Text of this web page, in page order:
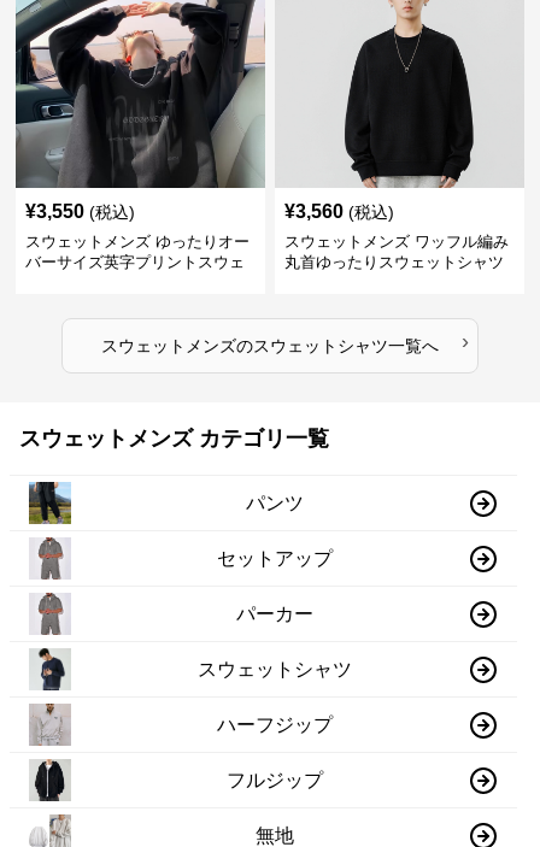
¥3,550 (税込)
スウェットメンズ ゆったりオー
バーサイズ英字プリントスウェ
¥3,560 (税込)
スウェットメンズ ワッフル編み
丸首ゆったりスウェットシャツ
スウェットメンズのスウェットシャツ一覧へ ›
スウェットメンズ カテゴリ一覧
パンツ
セットアップ
パーカー
スウェットシャツ
ハーフジップ
フルジップ
無地